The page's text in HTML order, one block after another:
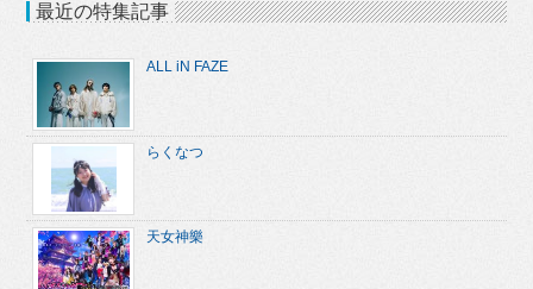
最近の特集記事
ALL iN FAZE
らくなつ
天女神樂